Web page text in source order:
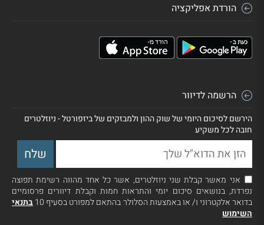
הורדת אפליקציה
הרשמה לדיוור
הירשם לסיכום היומי של שוק ההון ולמבזקים של ביזפורטל - ניוזלטרים
חובה לכל משקיע
אני מאשר קבלת שני ניוזלטרים, אשר כל אחד מהווה רשימת תפוצה
נפרדת, בנושאים סיכום יומי והתראות חמות וקבלת דיוורים פרסומיים
בדואר אלקטרוני ו/ או באמצעות הסלולר בהתאם למפורט בסעיף 10
בתנאי
השימוש